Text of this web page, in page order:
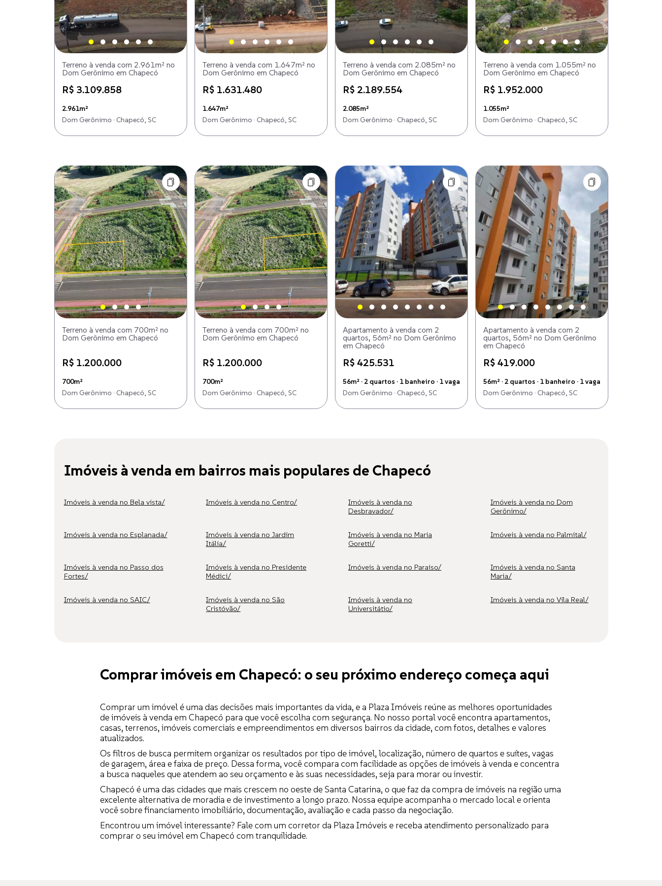
Terreno à venda com 2.961m² no
Dom Gerônimo em Chapecó
R$ 3.109.858
2.961m²
Dom Gerônimo · Chapecó, SC
Terreno à venda com 1.647m² no
Dom Gerônimo em Chapecó
R$ 1.631.480
1.647m²
Dom Gerônimo · Chapecó, SC
Terreno à venda com 2.085m² no
Dom Gerônimo em Chapecó
R$ 2.189.554
2.085m²
Dom Gerônimo · Chapecó, SC
Terreno à venda com 1.055m² no
Dom Gerônimo em Chapecó
R$ 1.952.000
1.055m²
Dom Gerônimo · Chapecó, SC
Terreno à venda com 700m² no
Dom Gerônimo em Chapecó
R$ 1.200.000
700m²
Dom Gerônimo · Chapecó, SC
Terreno à venda com 700m² no
Dom Gerônimo em Chapecó
R$ 1.200.000
700m²
Dom Gerônimo · Chapecó, SC
Apartamento à venda com 2
quartos, 56m² no Dom Gerônimo
em Chapecó
R$ 425.531
56m² · 2 quartos · 1 banheiro · 1 vaga
Dom Gerônimo · Chapecó, SC
Apartamento à venda com 2
quartos, 56m² no Dom Gerônimo
em Chapecó
R$ 419.000
56m² · 2 quartos · 1 banheiro · 1 vaga
Dom Gerônimo · Chapecó, SC
Imóveis à venda em bairros mais populares de Chapecó
Imóveis à venda no Bela vista/ Imóveis à venda no Centro/
Imóveis à venda no
Desbravador/
Imóveis à venda no Dom
Gerônimo/
Imóveis à venda no Esplanada/
Imóveis à venda no Jardim
Itália/
Imóveis à venda no Maria
Goretti/
Imóveis à venda no Palmital/
Imóveis à venda no Passo dos
Fortes/
Imóveis à venda no Presidente
Médici/
Imóveis à venda no Paraiso/
Imóveis à venda no Santa
Maria/
Imóveis à venda no SAIC/
Imóveis à venda no São
Cristóvão/
Imóveis à venda no
Universitátio/
Imóveis à venda no Vila Real/
Comprar imóveis em Chapecó: o seu próximo endereço começa aqui
Comprar um imóvel é uma das decisões mais importantes da vida, e a Plaza Imóveis reúne as melhores oportunidades
de imóveis à venda em Chapecó para que você escolha com segurança. No nosso portal você encontra apartamentos,
casas, terrenos, imóveis comerciais e empreendimentos em diversos bairros da cidade, com fotos, detalhes e valores
atualizados.
Os filtros de busca permitem organizar os resultados por tipo de imóvel, localização, número de quartos e suítes, vagas
de garagem, área e faixa de preço. Dessa forma, você compara com facilidade as opções de imóveis à venda e concentra
a busca naqueles que atendem ao seu orçamento e às suas necessidades, seja para morar ou investir.
Chapecó é uma das cidades que mais crescem no oeste de Santa Catarina, o que faz da compra de imóveis na região uma
excelente alternativa de moradia e de investimento a longo prazo. Nossa equipe acompanha o mercado local e orienta
você sobre financiamento imobiliário, documentação, avaliação e cada passo da negociação.
Encontrou um imóvel interessante? Fale com um corretor da Plaza Imóveis e receba atendimento personalizado para
comprar o seu imóvel em Chapecó com tranquilidade.